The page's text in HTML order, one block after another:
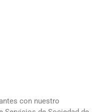
con nuestro